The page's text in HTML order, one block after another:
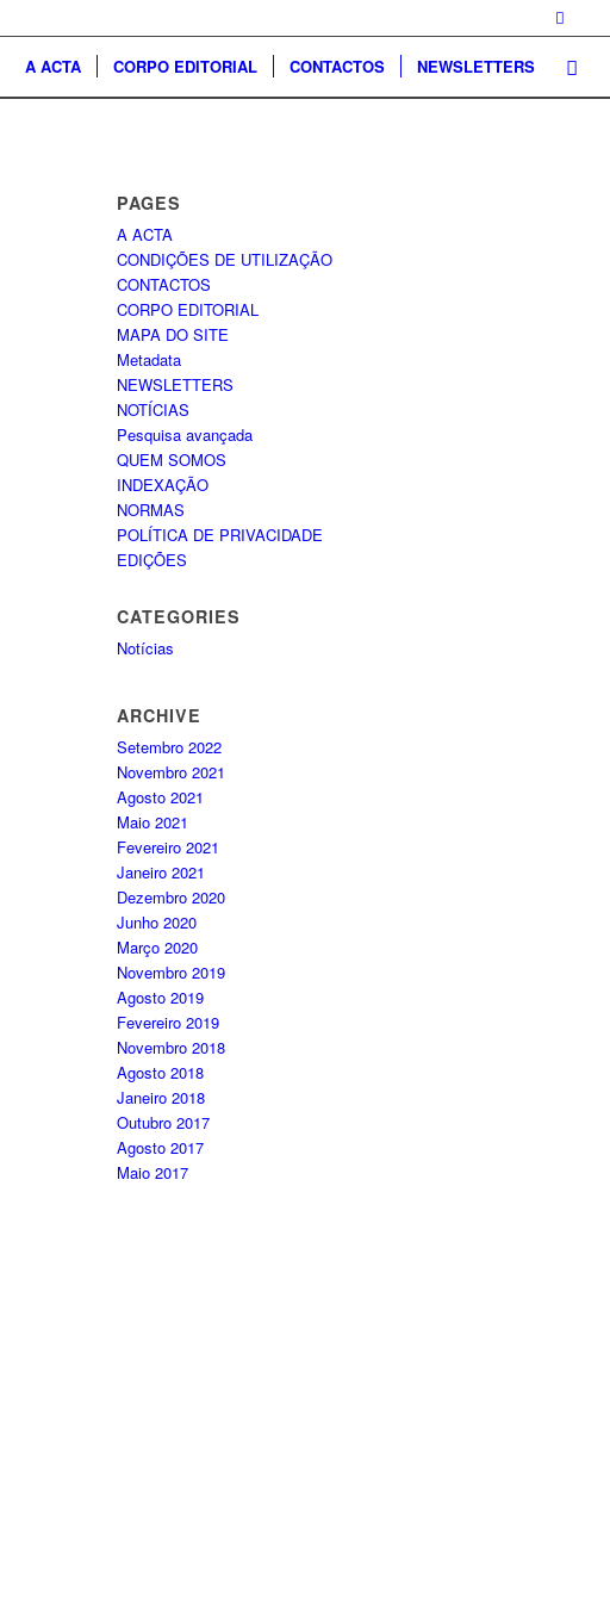
A ACTA CORPO EDITORIAL CONTACTOS NEWSLETTERS
PAGES
A ACTA
CONDIÇÕES DE UTILIZAÇÃO
CONTACTOS
CORPO EDITORIAL
MAPA DO SITE
Metadata
NEWSLETTERS
NOTÍCIAS
Pesquisa avançada
QUEM SOMOS
INDEXAÇÃO
NORMAS
POLÍTICA DE PRIVACIDADE
EDIÇÕES
CATEGORIES
Notícias
ARCHIVE
Setembro 2022
Novembro 2021
Agosto 2021
Maio 2021
Fevereiro 2021
Janeiro 2021
Dezembro 2020
Junho 2020
Março 2020
Novembro 2019
Agosto 2019
Fevereiro 2019
Novembro 2018
Agosto 2018
Janeiro 2018
Outubro 2017
Agosto 2017
Maio 2017